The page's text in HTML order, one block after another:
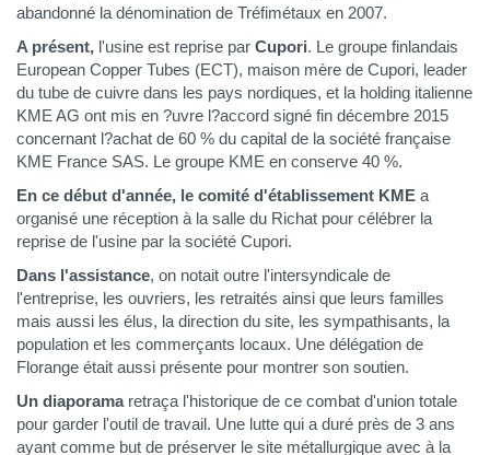
abandonné la dénomination de Tréfimétaux en 2007.
A présent, l'usine est reprise par Cupori. Le groupe finlandais
European Copper Tubes (ECT), maison mère de Cupori, leader
du tube de cuivre dans les pays nordiques, et la holding italienne
KME AG ont mis en ?uvre l?accord signé fin décembre 2015
concernant l?achat de 60 % du capital de la société française
KME France SAS. Le groupe KME en conserve 40 %.
En ce début d'année, le comité d'établissement KME a
organisé une réception à la salle du Richat pour célébrer la
reprise de l'usine par la société Cupori.
Dans l'assistance, on notait outre l'intersyndicale de
l'entreprise, les ouvriers, les retraités ainsi que leurs familles
mais aussi les élus, la direction du site, les sympathisants, la
population et les commerçants locaux. Une délégation de
Florange était aussi présente pour montrer son soutien.
Un diaporamaretraça l'historique de ce combat d'union totale
pour garder l'outil de travail. Une lutte qui a duré près de 3 ans
ayant comme but de préserver le site métallurgique avec à la